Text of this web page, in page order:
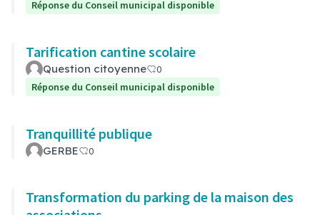
Réponse du Conseil municipal disponible
Tarification cantine scolaire
Question citoyenne
0
Réponse du Conseil municipal disponible
Tranquillité publique
GERBE 0
Transformation du parking de la maison des